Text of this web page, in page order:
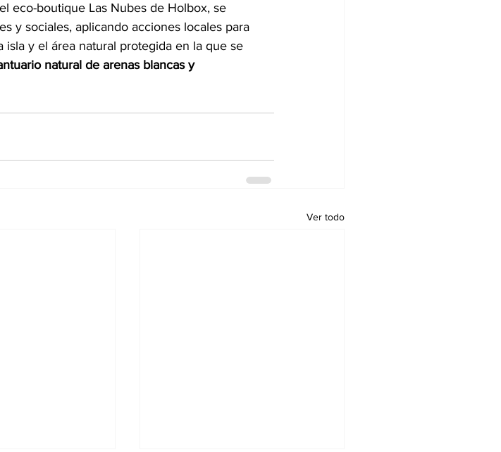
eco-boutique Las Nubes de Holbox, se
y sociales, aplicando acciones locales para
y el área natural protegida en la que se
natural de arenas blancas y
Ver todo